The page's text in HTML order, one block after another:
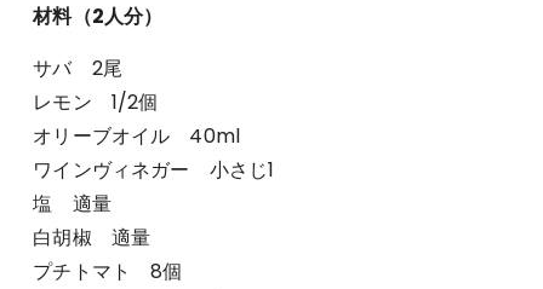
材料（2人分）
サバ 2尾
レモン 1/2個
オリーブオイル 40ml
ワインヴィネガー 小さじ1
塩 適量
白胡椒 適量
プチトマト 8個